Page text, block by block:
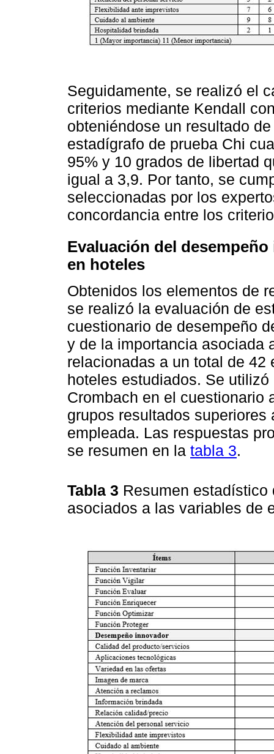
Seguidamente, se realizó el
criterios mediante Kendall
obteniéndose un resultado
estadígrafo de prueba Chi
95% y 10 grados de libertad
igual a 3,9. Por tanto, se
seleccionadas por los
concordancia entre los
Evaluación del
en hoteles
Obtenidos los elementos de
se realizó la evaluación de
cuestionario de desempeño
y de la importancia asociada
relacionadas a un total de
hoteles estudiados. Se
Crombach en el cuestionario
grupos resultados
empleada. Las respuestas
se resumen en la tabla 3.
Tabla 3 Resumen
asociados a las variables de